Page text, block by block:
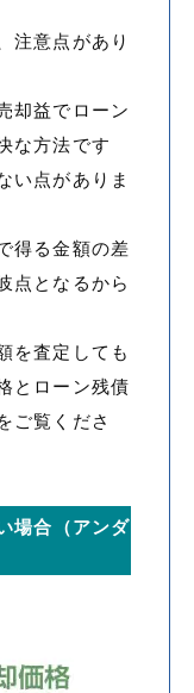
注意点があり
却益でローン
な方法です
い点がありま
得る金額の差
点となるから
を査定しても
とローン残債
ご覧くださ
場合（アンダ